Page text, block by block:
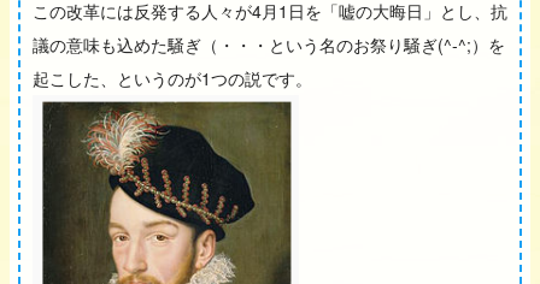
この改革には反発する人々が4月1日を「嘘の大晦日」とし、抗
議の意味も込めた騒ぎ（・・・という名のお祭り騒ぎ(^-^;）を
起こした、というのが1つの説です。